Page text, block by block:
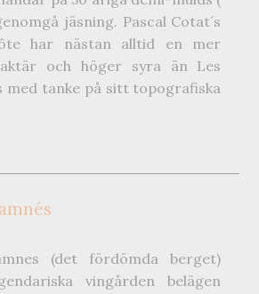
jäsning. Pascal Cotat´s
har nästan alltid en mer
och höger syra än Les
med tanke på sitt topografiska
(det fördömda berget)
vingården belägen